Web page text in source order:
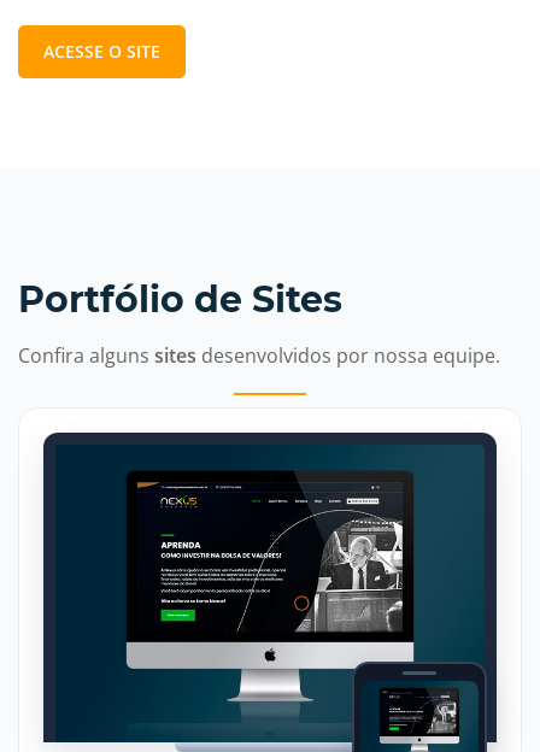
ACESSE O SITE
Portfólio de Sites
Confira alguns sites desenvolvidos por nossa equipe.